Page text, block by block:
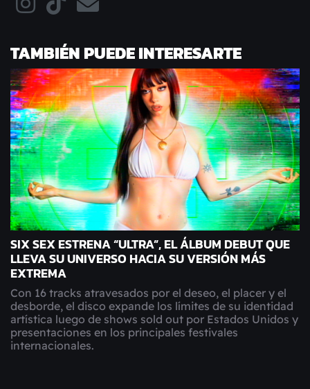
TAMBIÉN PUEDE INTERESARTE
SIX SEX ESTRENA “ULTRA”, EL ÁLBUM DEBUT QUE
LLEVA SU UNIVERSO HACIA SU VERSIÓN MÁS
EXTREMA
Con 16 tracks atravesados por el deseo, el placer y el
desborde, el disco expande los límites de su identidad
artística luego de shows sold out por Estados Unidos y
presentaciones en los principales festivales
internacionales.